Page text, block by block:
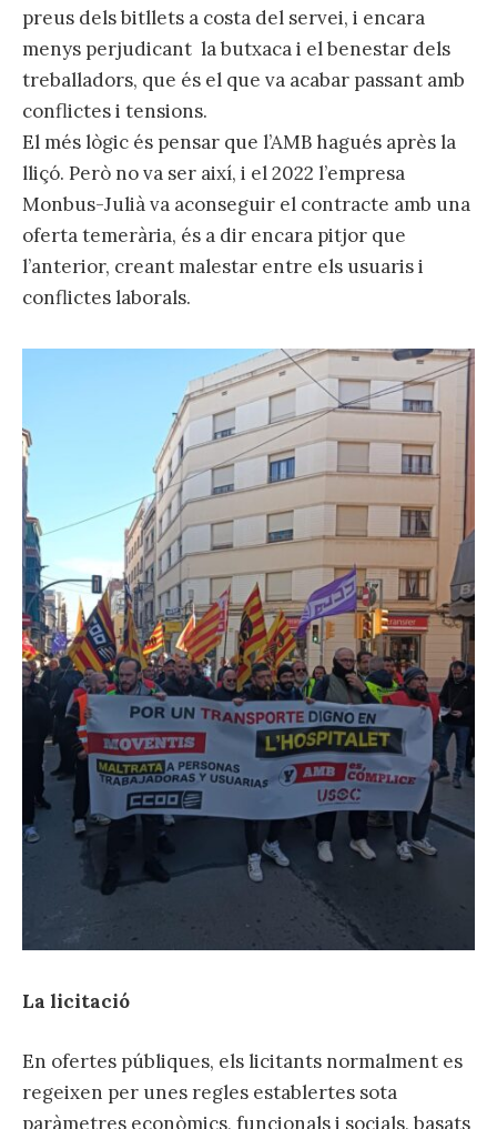
preus dels bitllets a costa del servei, i encara
menys perjudicant la butxaca i el benestar dels
treballadors, que és el que va acabar passant amb
conflictes i tensions.
El més lògic és pensar que l’AMB hagués après la
lliçó. Però no va ser així, i el 2022 l’empresa
Monbus-Julià va aconseguir el contracte amb una
oferta temerària, és a dir encara pitjor que
l’anterior, creant malestar entre els usuaris i
conflictes laborals.
La licitació
En ofertes públiques, els licitants normalment es
regeixen per unes regles establertes sota
paràmetres econòmics, funcionals i socials, basats